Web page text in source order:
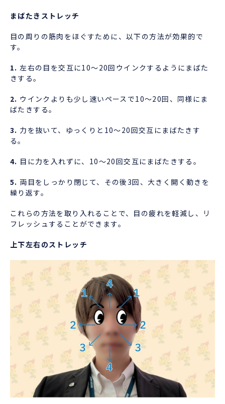
まばたきストレッチ
目の周りの筋肉をほぐすために、以下の方法が効果的で
す。
1. 左右の目を交互に10～20回ウインクするようにまばた
きする。
2. ウインクよりも少し速いペースで10～20回、同様にま
ばたきする。
3. 力を抜いて、ゆっくりと10～20回交互にまばたきす
る。
4. 目に力を入れずに、10～20回交互にまばたきする。
5. 両目をしっかり閉じて、その後3回、大きく開く動きを
繰り返す。
これらの方法を取り入れることで、目の疲れを軽減し、リ
フレッシュすることができます。
上下左右のストレッチ